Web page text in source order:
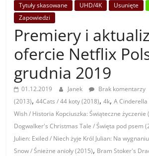
Tytuły skasowane
UHD/4K Usunięte
Zapowiedzi
Premiery i
ofercie Netflix
grudnia 2019
01.12.2019 Janek Brak komentarzy
(2013),44Cats / 44 koty (2018),4k,A
Wish / Historia Kopciuszka: Świąteczne życzenie
Dogwalker's Christmas Tale / Święta pod psem
Julien: Exiled / Niech żyje Król Julian: Na
Snow / Śnieżne anioły (2015), Bram Stoker's